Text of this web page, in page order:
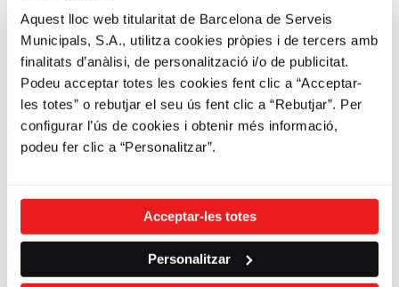
Aquest lloc web titularitat de Barcelona de Serveis
Municipals, S.A., utilitza cookies pròpies i de tercers amb
finalitats d’anàlisi, de personalització i/o de publicitat.
Podeu acceptar totes les cookies fent clic a “Acceptar-
les totes” o rebutjar el seu ús fent clic a “Rebutjar”. Per
configurar l’ús de cookies i obtenir més informació,
podeu fer clic a “Personalitzar”.
Acceptar-les totes
Personalitzar
A partir d'avui dia 12 de gener tots
començar a fer servir les noves
bicicletes en les noves estacions
Per saber on trobar-les consulteu
els mapes de disponibilitat de l'app